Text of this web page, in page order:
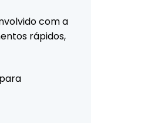
com a
rápidos,